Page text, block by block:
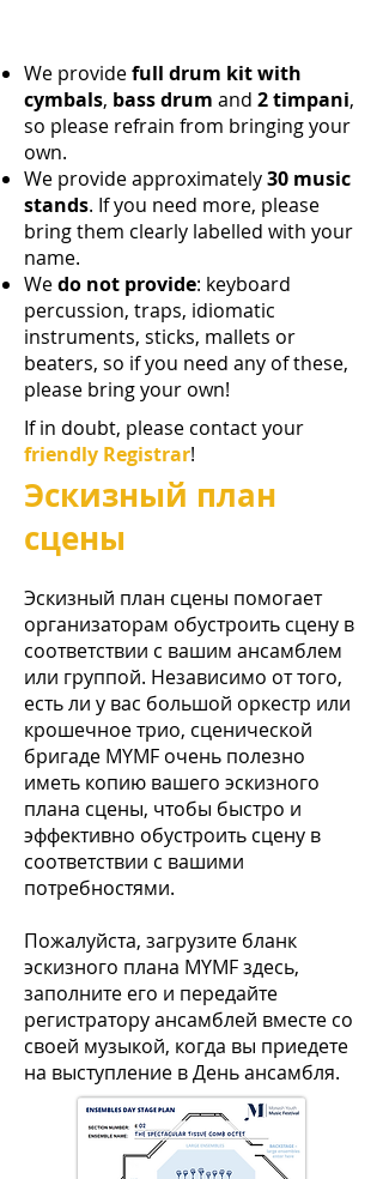
We providefull drum kit with
cymbals, bass drum and 2 timpani,
so please refrain from bringing your
own.
We provide approximately30 music
stands. If you need more, please
bring them clearly labelled with your
name.
Wedo not provide: keyboard
percussion, traps, idiomatic
instruments, sticks, mallets or
beaters, so if you need any of these,
please bring your own!
If in doubt, please contact your
friendly Registrar!
Эскизный план
сцены
Эскизный план сцены помогает
организаторам обустроить сцену в
соответствии с вашим ансамблем
или группой. Независимо от того,
есть ли у вас большой оркестр или
крошечное трио, сценической
бригаде MYMF очень полезно
иметь копию вашего эскизного
плана сцены, чтобы быстро и
эффективно обустроить сцену в
соответствии с вашими
потребностями.
Пожалуйста, загрузите бланк
эскизного плана MYMFздесь,
заполните его и передайте
регистратору ансамблей вместе со
своей музыкой, когда вы приедете
на выступление в День ансамбля.